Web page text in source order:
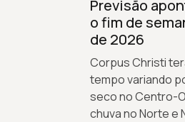
Previsão
o fim de
de 2026
Corpus Christi
tempo variando
seco no Centro-
chuva no Norte e